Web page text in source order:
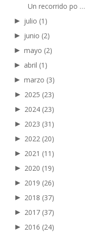
Un recorrido po …
► julio (1)
► junio (2)
► mayo (2)
► abril (1)
► marzo (3)
► 2025 (23)
► 2024 (23)
► 2023 (31)
► 2022 (20)
► 2021 (11)
► 2020 (19)
► 2019 (26)
► 2018 (37)
► 2017 (37)
► 2016 (24)